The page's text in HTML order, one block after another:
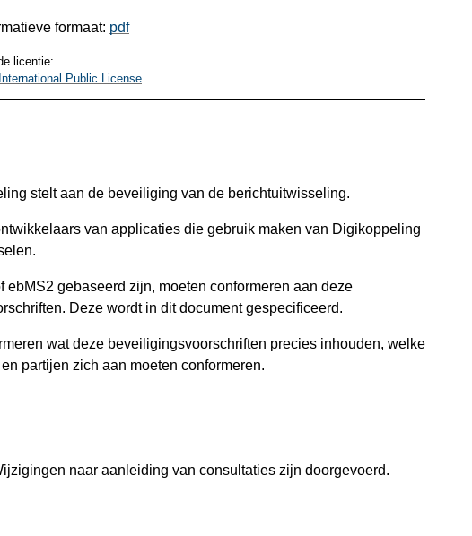
formaat: pdf
licentie:
Public License
stelt aan de beveiliging van de berichtuitwisseling.
van applicaties die gebruik maken van Digikoppeling
gebaseerd zijn, moeten conformeren aan deze
Deze wordt in dit document gespecificeerd.
wat deze beveiligingsvoorschriften precies inhouden, welke
partijen zich aan moeten conformeren.
naar aanleiding van consultaties zijn doorgevoerd.